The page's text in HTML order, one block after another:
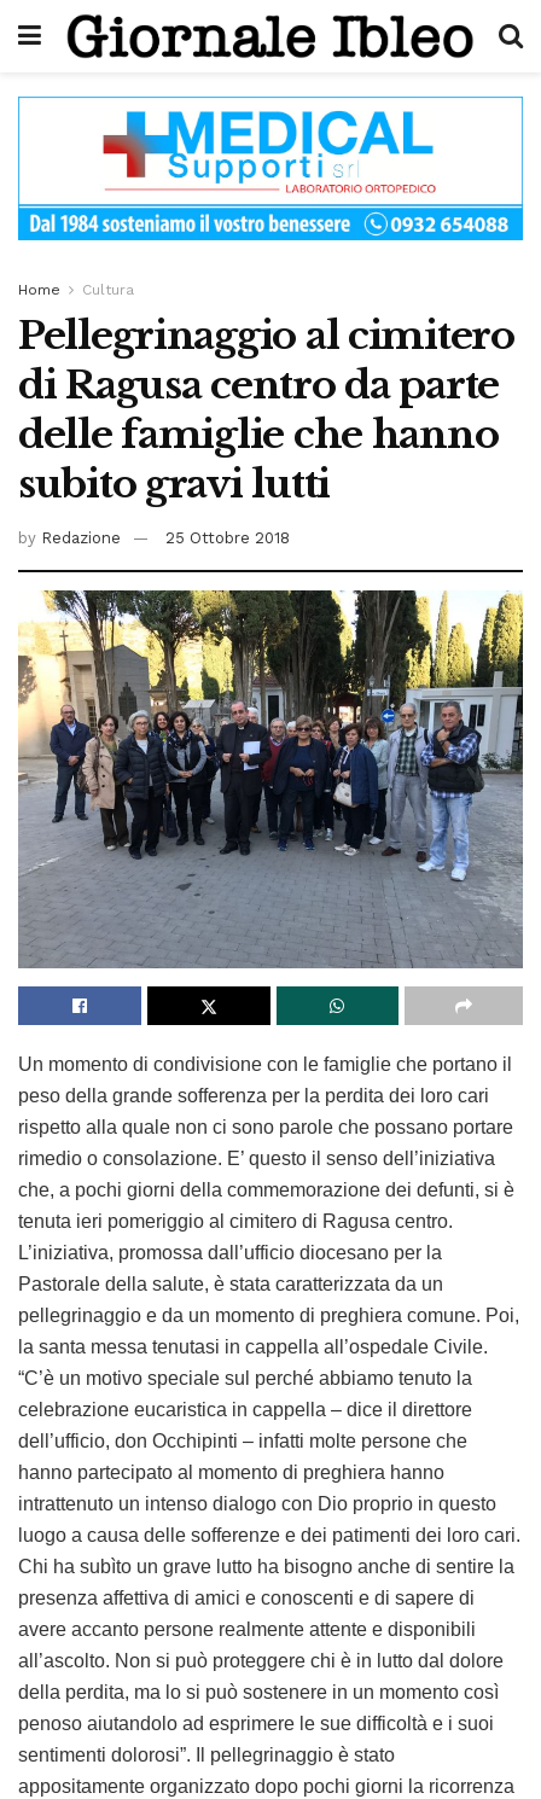
Home Cultura
Pellegrinaggio al cimitero
di Ragusa centro da parte
delle famiglie che hanno
subito gravi lutti
by Redazione 25 Ottobre 2018
Un momento di condivisione con le famiglie che portano il
peso della grande sofferenza per la perdita dei loro cari
rispetto alla quale non ci sono parole che possano portare
rimedio o consolazione. E’ questo il senso dell’iniziativa
che, a pochi giorni della commemorazione dei defunti, si è
tenuta ieri pomeriggio al cimitero di Ragusa centro.
L’iniziativa, promossa dall’ufficio diocesano per la
Pastorale della salute, è stata caratterizzata da un
pellegrinaggio e da un momento di preghiera comune. Poi,
la santa messa tenutasi in cappella all’ospedale Civile.
“C’è un motivo speciale sul perché abbiamo tenuto la
celebrazione eucaristica in cappella – dice il direttore
dell’ufficio, don Occhipinti – infatti molte persone che
hanno partecipato al momento di preghiera hanno
intrattenuto un intenso dialogo con Dio proprio in questo
luogo a causa delle sofferenze e dei patimenti dei loro cari.
Chi ha subìto un grave lutto ha bisogno anche di sentire la
presenza affettiva di amici e conoscenti e di sapere di
avere accanto persone realmente attente e disponibili
all’ascolto. Non si può proteggere chi è in lutto dal dolore
della perdita, ma lo si può sostenere in un momento così
penoso aiutandolo ad esprimere le sue difficoltà e i suoi
sentimenti dolorosi”. Il pellegrinaggio è stato
appositamente organizzato dopo pochi giorni la ricorrenza